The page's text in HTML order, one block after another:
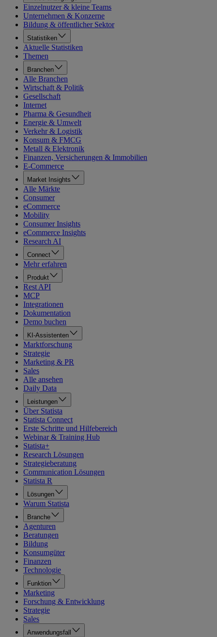
Einzelnutzer & kleine Teams
Unternehmen & Konzerne
Bildung & öffentlicher Sektor
Statistiken
Aktuelle Statistiken
Themen
Branchen
Alle Branchen
Wirtschaft & Politik
Gesellschaft
Internet
Pharma & Gesundheit
Energie & Umwelt
Verkehr & Logistik
Konsum & FMCG
Metall & Elektronik
Finanzen, Versicherungen & Immobilien
E-Commerce
Market Insights
Alle Märkte
Consumer
eCommerce
Mobility
Consumer Insights
eCommerce Insights
Research AI
Connect
Mehr erfahren
Produkt
Rest API
MCP
Integrationen
Dokumentation
Demo buchen
KI-Assistenten
Marktforschung
Strategie
Marketing & PR
Sales
Alle ansehen
Daily Data
Leistungen
Über Statista
Statista Connect
Erste Schritte und Hilfebereich
Webinar & Training Hub
Statista+
Research Lösungen
Strategieberatung
Communication Lösungen
Statista R
Lösungen
Warum Statista
Branche
Agenturen
Beratungen
Bildung
Konsumgüter
Finanzen
Technologie
Funktion
Marketing
Forschung & Entwicklung
Strategie
Sales
Anwendungsfall